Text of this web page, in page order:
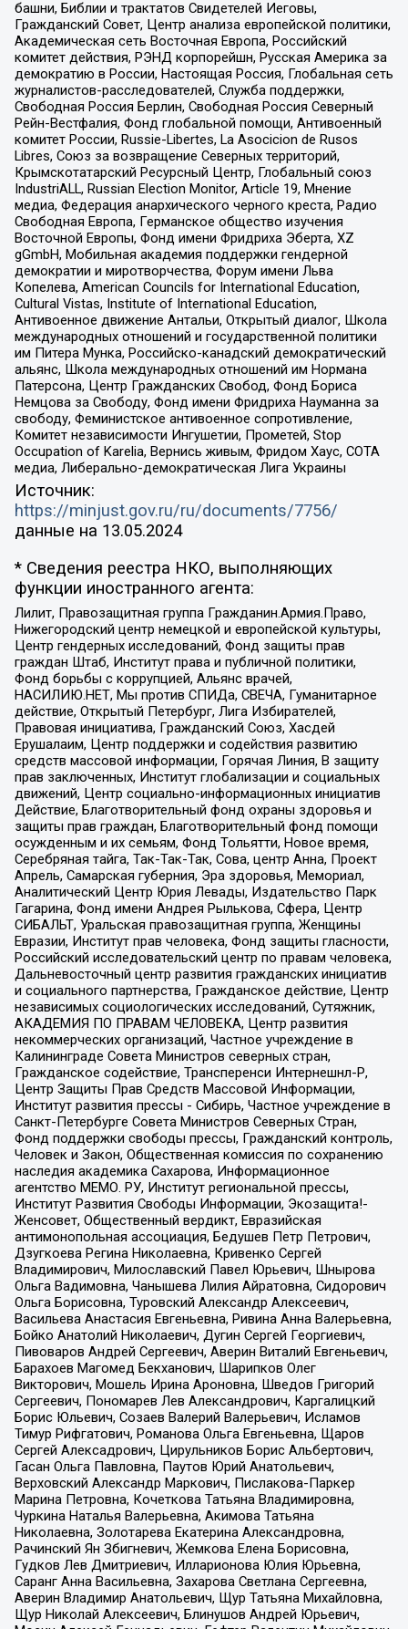
башни, Библии и трактатов Свидетелей Иеговы,
Гражданский Совет, Центр анализа европейской политики,
Академическая сеть Восточная Европа, Российский
комитет действия, РЭНД корпорейшн, Русская Америка за
демократию в России, Настоящая Россия, Глобальная сеть
журналистов-расследователей, Служба поддержки,
Свободная Россия Берлин, Свободная Россия Северный
Рейн-Вестфалия, Фонд глобальной помощи, Антивоенный
комитет России, Russie-Libertes, La Asocicion de Rusos
Libres, Союз за возвращение Северных территорий,
Крымскотатарский Ресурсный Центр, Глобальный союз
IndustriALL, Russian Election Monitor, Article 19, Мнение
медиа, Федерация анархического черного креста, Радио
Свободная Европа, Германское общество изучения
Восточной Европы, Фонд имени Фридриха Эберта, XZ
gGmbH, Мобильная академия поддержки гендерной
демократии и миротворчества, Форум имени Льва
Копелева, American Councils for International Education,
Cultural Vistas, Institute of International Education,
Антивоенное движение Антальи, Открытый диалог, Школа
международных отношений и государственной политики
им Питера Мунка, Российско-канадский демократический
альянс, Школа международных отношений им Нормана
Патерсона, Центр Гражданских Свобод, Фонд Бориса
Немцова за Свободу, Фонд имени Фридриха Науманна за
свободу, Феминистское антивоенное сопротивление,
Комитет независимости Ингушетии, Прометей, Stop
Occupation of Karelia, Вернись живым, Фридом Хаус, СОТА
медиа, Либерально-демократическая Лига Украины
Источник:
https://minjust.gov.ru/ru/documents/7756/
данные на 13.05.2024
* Сведения реестра НКО, выполняющих
функции иностранного агента:
Лилит, Правозащитная группа Гражданин.Армия.Право,
Нижегородский центр немецкой и европейской культуры,
Центр гендерных исследований, Фонд защиты прав
граждан Штаб, Институт права и публичной политики,
Фонд борьбы с коррупцией, Альянс врачей,
НАСИЛИЮ.НЕТ, Мы против СПИДа, СВЕЧА, Гуманитарное
действие, Открытый Петербург, Лига Избирателей,
Правовая инициатива, Гражданский Союз, Хасдей
Ерушалаим, Центр поддержки и содействия развитию
средств массовой информации, Горячая Линия, В защиту
прав заключенных, Институт глобализации и социальных
движений, Центр социально-информационных инициатив
Действие, Благотворительный фонд охраны здоровья и
защиты прав граждан, Благотворительный фонд помощи
осужденным и их семьям, Фонд Тольятти, Новое время,
Серебряная тайга, Так-Так-Так, Сова, центр Анна, Проект
Апрель, Самарская губерния, Эра здоровья, Мемориал,
Аналитический Центр Юрия Левады, Издательство Парк
Гагарина, Фонд имени Андрея Рылькова, Сфера, Центр
СИБАЛЬТ, Уральская правозащитная группа, Женщины
Евразии, Институт прав человека, Фонд защиты гласности,
Российский исследовательский центр по правам человека,
Дальневосточный центр развития гражданских инициатив
и социального партнерства, Гражданское действие, Центр
независимых социологических исследований, Сутяжник,
АКАДЕМИЯ ПО ПРАВАМ ЧЕЛОВЕКА, Центр развития
некоммерческих организаций, Частное учреждение в
Калининграде Совета Министров северных стран,
Гражданское содействие, Трансперенси Интернешнл-Р,
Центр Защиты Прав Средств Массовой Информации,
Институт развития прессы - Сибирь, Частное учреждение в
Санкт-Петербурге Совета Министров Северных Стран,
Фонд поддержки свободы прессы, Гражданский контроль,
Человек и Закон, Общественная комиссия по сохранению
наследия академика Сахарова, Информационное
агентство МЕМО. РУ, Институт региональной прессы,
Институт Развития Свободы Информации, Экозащита!-
Женсовет, Общественный вердикт, Евразийская
антимонопольная ассоциация, Бедушев Петр Петрович,
Дзугкоева Регина Николаевна, Кривенко Сергей
Владимирович, Милославский Павел Юрьевич, Шнырова
Ольга Вадимовна, Чанышева Лилия Айратовна, Сидорович
Ольга Борисовна, Туровский Александр Алексеевич,
Васильева Анастасия Евгеньевна, Ривина Анна Валерьевна,
Бойко Анатолий Николаевич, Дугин Сергей Георгиевич,
Пивоваров Андрей Сергеевич, Аверин Виталий Евгеньевич,
Барахоев Магомед Бекханович, Шарипков Олег
Викторович, Мошель Ирина Ароновна, Шведов Григорий
Сергеевич, Пономарев Лев Александрович, Каргалицкий
Борис Юльевич, Созаев Валерий Валерьевич, Исламов
Тимур Рифгатович, Романова Ольга Евгеньевна, Щаров
Сергей Алексадрович, Цирульников Борис Альбертович,
Гасан Ольга Павловна, Паутов Юрий Анатольевич,
Верховский Александр Маркович, Пислакова-Паркер
Марина Петровна, Кочеткова Татьяна Владимировна,
Чуркина Наталья Валерьевна, Акимова Татьяна
Николаевна, Золотарева Екатерина Александровна,
Рачинский Ян Збигневич, Жемкова Елена Борисовна,
Гудков Лев Дмитриевич, Илларионова Юлия Юрьевна,
Саранг Анна Васильевна, Захарова Светлана Сергеевна,
Аверин Владимир Анатольевич, Щур Татьяна Михайловна,
Щур Николай Алексеевич, Блинушов Андрей Юрьевич,